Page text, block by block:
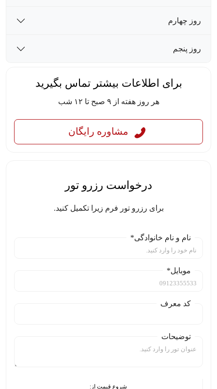
روز چهارم
روز پنجم
برای اطلاعات بیشتر تماس بگیرید
هر روز هفته از ۹ صبح تا ۱۲ شب
مشاوره رایگان
درخواست رزرو تور
برای رزرو تور فرم زیرا تکمیل کنید.
نام و نام خانوادگی*
موبایل*
کد معرف
توضیحات
شروع قیمت از: